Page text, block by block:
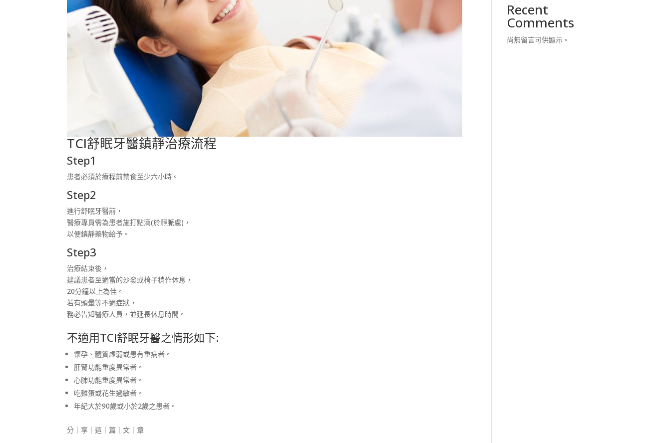
TCI舒眠牙醫鎮靜治療流程
Step1
患者必須於療程前禁食至少六小時。
Step2
進行舒眠牙醫前，
醫療專員需為患者施打點滴(於靜脈處)，
以便鎮靜藥物給予。
Step3
治療結束後，
建議患者至適當的沙發或椅子稍作休息，
20分鐘以上為佳。
若有頭暈等不適症狀，
務必告知醫療人員，並延長休息時間。
不適用TCI舒眠牙醫之情形如下:
懷孕、體質虛弱或患有重病者。
肝腎功能重度異常者。
心肺功能重度異常者。
吃雞蛋或花生過敏者。
年紀大於90歲或小於2歲之患者。
分｜享｜這｜篇｜文｜章
Recent
Comments
尚無留言可供顯示。